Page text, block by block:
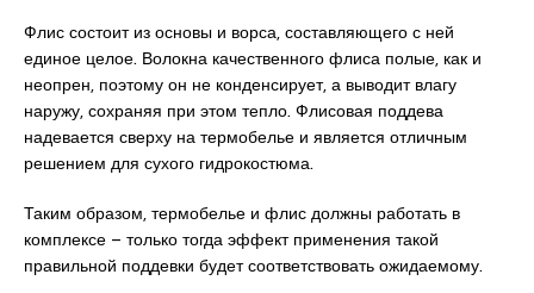
Флис состоит из основы и ворса, составляющего с ней
единое целое. Волокна качественного флиса полые, как и
неопрен, поэтому он не конденсирует, а выводит влагу
наружу, сохраняя при этом тепло. Флисовая поддева
надевается сверху на термобелье и является отличным
решением для сухого гидрокостюма.
Таким образом, термобелье и флис должны работать в
комплексе – только тогда эффект применения такой
правильной поддевки будет соответствовать ожидаемому.